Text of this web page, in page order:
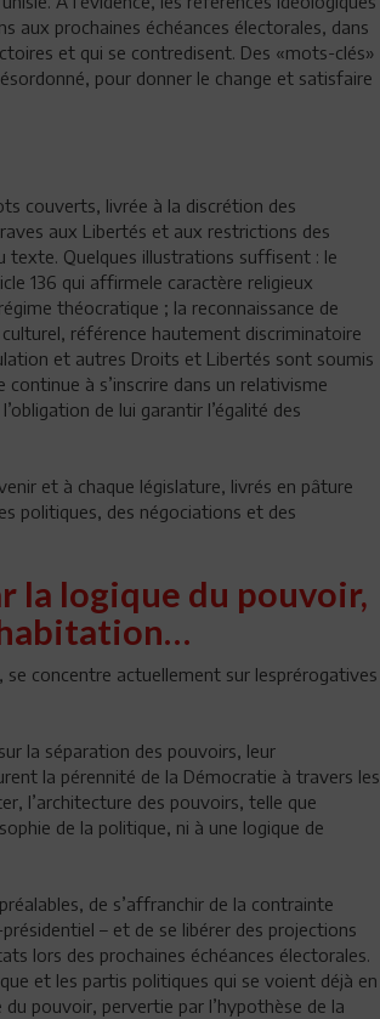
aux prochaines échéances électorales, dans
et qui se contredisent. Des «mots-clés»
pour donner le change et satisfaire
couverts, livrée à la discrétion des
aux Libertés et aux restrictions des
texte. Quelques illustrations suffisent : le
136 qui affirmele caractère religieux
théocratique ; la reconnaissance de
référence hautement discriminatoire
et autres Droits et Libertés sont soumis
à s’inscrire dans un relativisme
de lui garantir l’égalité des
et à chaque législature, livrés en pâture
politiques, des négociations et des
la logique du pouvoir,
concentre actuellement sur lesprérogatives
la séparation des pouvoirs, leur
la pérennité de la Démocratie à travers les
l’architecture des pouvoirs, telle que
de la politique, ni à une logique de
de s’affranchir de la contrainte
– et de se libérer des projections
lors des prochaines échéances électorales.
et les partis politiques qui se voient déjà en
pouvoir, pervertie par l’hypothèse de la